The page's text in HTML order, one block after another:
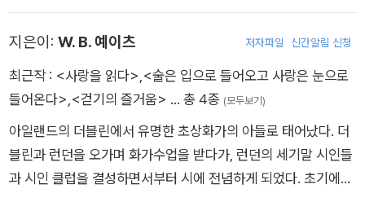
불행한 결혼 생활이었지만 아내의 갑작스러운 죽음으로 상심한
나기도 했다. 1914년 2월, 74세의 하디는 자신의 비서인 플로렌
스 덕데일과 재혼한다. 그녀는 후에 《토머스 하디 전기》를 집필
한다. 그녀는 하디의 문학적 명성을 자랑스러워했고 그를 편안하
게 해주려고 노력했으나 이 두 번째 결혼도 크게 행복한 편은 아
니었다. 노년에 들어서도 하디는 시작(詩作) 활동을 계속했지만,
아버지와 갈등을 빚기도 했다. 1880년 두 아이의 어머니인 이혼
녀 패니 반 드 그리프트 오스번과 결혼한 후 의붓아들 로이드와
1886년 자신이 꾼 꿈을 바탕으로 쓴 『지킬 박사와 하이드 씨』를
출간해 즉각적인 성공을 거두었다. 1890년 건강이 악화한 스티
븐슨은 남태평양의 사모아로 이주해 원주민들의 사랑을 받으며
여생을 보냈다. 1894년 44세의 나이에 뇌출혈로 사망했다. 「자
살 클럽」, 『유괴』, 『밸런트레이 귀공자』, 『팔레사의 해변』 등의 작
『아침의 노래』(1883)와 1890년 그의 성숙된 천재성을 보여주는
시집 『마나시 Mānasῑ』를 펴냈는데 그의 대표적인 시들이 상당
수 실려 있다. 1912년에 출간된 『한 다발의 이야기들 Galpaguc
회적 문제에 관심이 있었으나, 결코 인도의 독립을 지상의 목적으
로 간주하지는 않았다. 그는 실라이다에서 벵골의 전원을 사랑하
게 되었고, 무엇보다도 갠지스강을 사랑하여 그의 문학의 중심 이
지은이: W. B. 예이츠 저자파일 신간알림 신청
최근작 : <사랑을 읽다> <술은 입으로 들어오고 사랑은 눈으로
들어온다> <걷기의 즐거움> … 총 4종 (모두보기)
아일랜드의 더블린에서 유명한 초상화가의 아들로 태어났다. 더
블린과 런던을 오가며 화가수업을 받다가, 런던의 세기말 시인들
과 시인 클럽을 결성하면서부터 시에 전념하게 되었다. 초기에는